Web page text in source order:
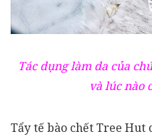
Tác dụng làm da của
và lúc nào
Tẩy tế bào chết Tree Hut